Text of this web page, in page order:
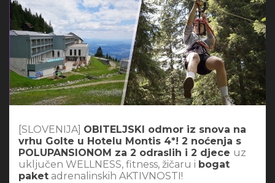
[SLOVENIJA] OBITELJSKI odmor iz snova na
vrhu Golte u Hotelu Montis 4*! 2 noćenja s
POLUPANSIONOM za 2 odraslih i 2 djece uz
uključen WELLNESS, fitness, žičaru i bogat
paket adrenalinskih AKTIVNOSTI!